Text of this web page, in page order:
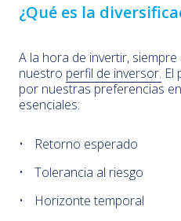
¿Qué es la
A la hora de invertir,
nuestro perfil de inversor. El
por nuestras preferencias
esenciales:
Retorno esperado
Tolerancia al riesgo
Horizonte temporal